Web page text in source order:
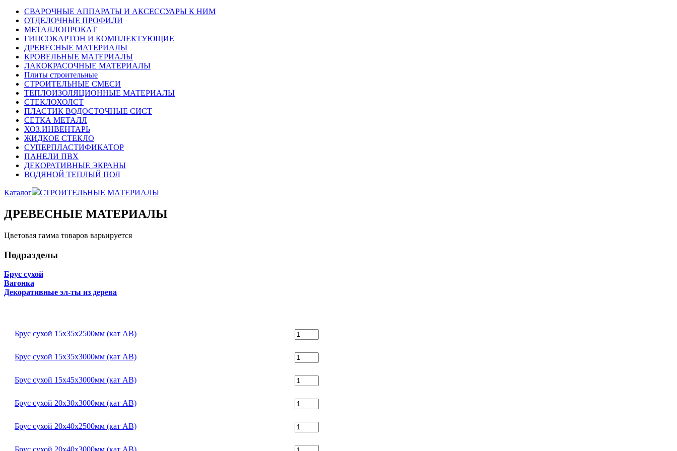
СВАРОЧНЫЕ АППАРАТЫ И АКСЕССУАРЫ К НИМ
ОТДЕЛОЧНЫЕ ПРОФИЛИ
МЕТАЛЛОПРОКАТ
ГИПСОКАРТОН И КОМПЛЕКТУЮЩИЕ
ДРЕВЕСНЫЕ МАТЕРИАЛЫ
КРОВЕЛЬНЫЕ МАТЕРИАЛЫ
ЛАКОКРАСОЧНЫЕ МАТЕРИАЛЫ
Плиты строительные
СТРОИТЕЛЬНЫЕ СМЕСИ
ТЕПЛОИЗОЛЯЦИОННЫЕ МАТЕРИАЛЫ
СТЕКЛОХОЛСТ
ПЛАСТИК ВОДОСТОЧНЫЕ СИСТ
СЕТКА МЕТАЛЛ
ХОЗ.ИНВЕНТАРЬ
ЖИДКОЕ СТЕКЛО
СУПЕРПЛАСТИФИКАТОР
ПАНЕЛИ ПВХ
ДЕКОРАТИВНЫЕ ЭКРАНЫ
ВОДЯНОЙ ТЕПЛЫЙ ПОЛ
Каталог СТРОИТЕЛЬНЫЕ МАТЕРИАЛЫ
ДРЕВЕСНЫЕ МАТЕРИАЛЫ
Цветовая гамма товаров варьируется
Подразделы
Брус сухой
Вагонка
Декоративные эл-ты из дерева
Брус сухой 15х35х2500мм (кат АВ)
Брус сухой 15х35х3000мм (кат АВ)
Брус сухой 15х45х3000мм (кат АВ)
Брус сухой 20х30х3000мм (кат АВ)
Брус сухой 20х40х2500мм (кат АВ)